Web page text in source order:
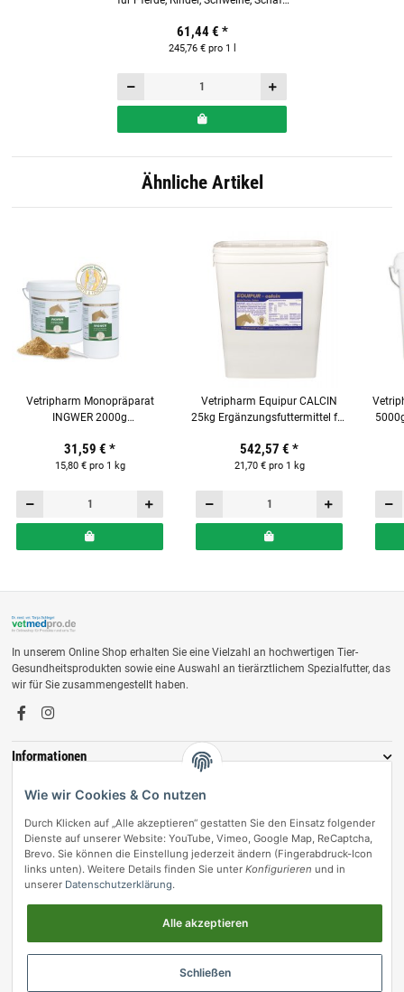
61,44 € *
245,76 € pro 1 l
Ähnliche Artikel
Vetripharm Monopräparat
INGWER 2000g
Pferde
31,59 € *
15,80 € pro 1 kg
Vetripharm Equipur CALCIN
25kg Ergänzungsfuttermittel für
542,57 € *
21,70 € pro 1 kg
In unserem Online Shop erhalten Sie eine Vielzahl an hochwertigen Tier-
Gesundheitsprodukten sowie eine Auswahl an tierärztlichem Spezialfutter, das
wir für Sie zusammengestellt haben.
Informationen
Zahlungsmöglichkeiten
Vertrag widerrufen
Wie wir Cookies & Co nutzen
Durch Klicken auf „Alle akzeptieren“ gestatten Sie den Einsatz folgender
Dienste auf unserer Website: YouTube, Vimeo, Google Map, ReCaptcha,
Brevo. Sie können die Einstellung jederzeit ändern (Fingerabdruck-Icon
links unten). Weitere Details finden Sie unter Konfigurieren und in
unserer Datenschutzerklärung.
Alle akzeptieren
Schließen